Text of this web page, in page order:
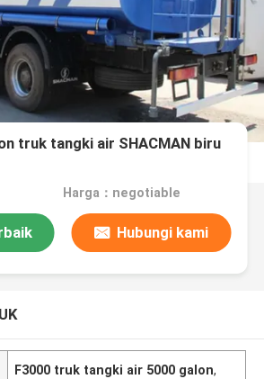
truk tangki air SHACMAN biru
Harga：negotiable
Hubungi kami
F3000 truk tangki air 5000 galon,